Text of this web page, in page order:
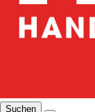
Suchen